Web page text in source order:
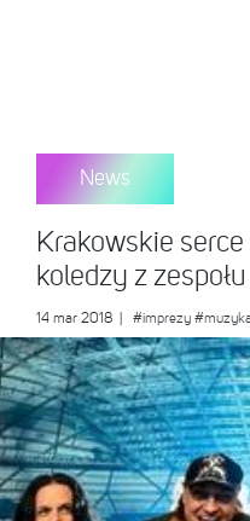
News
Krakowskie
koledzy z
14 mar 2018 #imprezy